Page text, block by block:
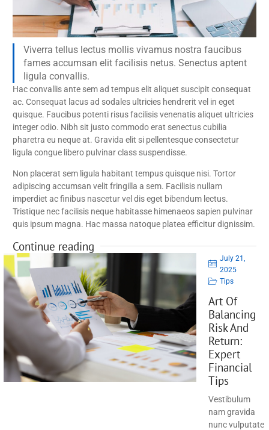
Viverra tellus lectus mollis vivamus nostra faucibus
fames accumsan elit facilisis netus. Senectus aptent
ligula convallis.
Hac convallis ante sem ad tempus elit aliquet suscipit consequat
ac. Consequat lacus ad sodales ultricies hendrerit vel in eget
quisque. Faucibus potenti risus facilisis venenatis aliquet ultricies
integer odio. Nibh sit justo commodo erat senectus cubilia
pharetra eu neque at. Gravida elit si pellentesque consectetur
ligula congue libero pulvinar class suspendisse.
Non placerat sem ligula habitant tempus quisque nisi. Tortor
adipiscing accumsan velit fringilla a sem. Facilisis nullam
imperdiet ac finibus nascetur vel dis eget bibendum lectus.
Tristique nec facilisis neque habitasse himenaeos sapien pulvinar
quis ipsum magna. Hac massa natoque platea efficitur dignissim.
Continue reading
July 21,
2025
Tips
Art Of
Balancing
Risk And
Return:
Expert
Financial
Tips
Vestibulum
nam gravida
nunc vulputate